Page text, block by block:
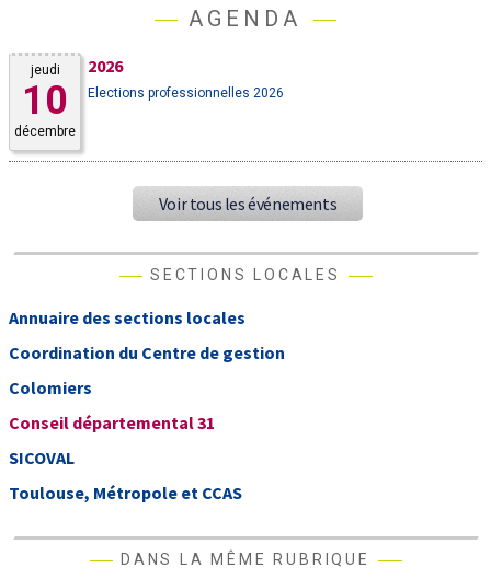
AGENDA
jeudi
10
décembre
2026
Elections professionnelles 2026
Voir tous les événements
SECTIONS LOCALES
Annuaire des sections locales
Coordination du Centre de gestion
Colomiers
Conseil départemental 31
SICOVAL
Toulouse, Métropole et CCAS
DANS LA MÊME RUBRIQUE